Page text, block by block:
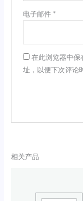
电子邮件 *
在此浏览器中
址，以便下次评论
相关产品